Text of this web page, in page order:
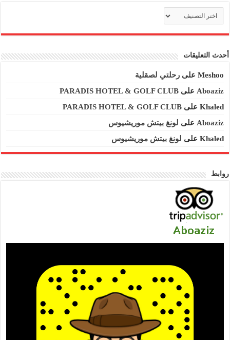
اقسام
المدونة
أحدث التعليقات
Meshooعلى رحلتي لصقلية
Aboazizعلى PARADIS HOTEL & GOLF CLUB
Khaledعلى PARADIS HOTEL & GOLF CLUB
Aboazizعلى لونغ بيتش موريشيوس
Khaledعلى لونغ بيتش موريشيوس
روابط